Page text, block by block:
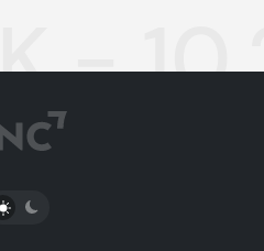
-
PŘEPNOUT SVĚTLÝ/TMAVÝ REŽIM